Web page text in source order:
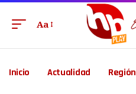
Aa
Inicio Actualidad Región